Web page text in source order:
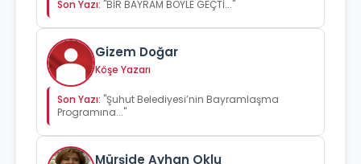
Son Yazı: "BİR BAYRAM BÖYLE GEÇTİ..."
Gizem Doğar
Köşe Yazarı
Son Yazı: "Şuhut Belediyesi’nin Bayramlaşma
Programına..."
Mürşide Ayhan Oklu